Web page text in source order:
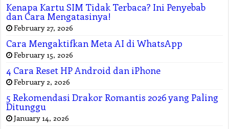
Kenapa Kartu SIM Tidak Terbaca? Ini Penyebab
dan Cara Mengatasinya!
February 27, 2026
Cara Mengaktifkan Meta AI di WhatsApp
February 15, 2026
4 Cara Reset HP Android dan iPhone
February 2, 2026
5 Rekomendasi Drakor Romantis 2026 yang Paling
Ditunggu
January 14, 2026